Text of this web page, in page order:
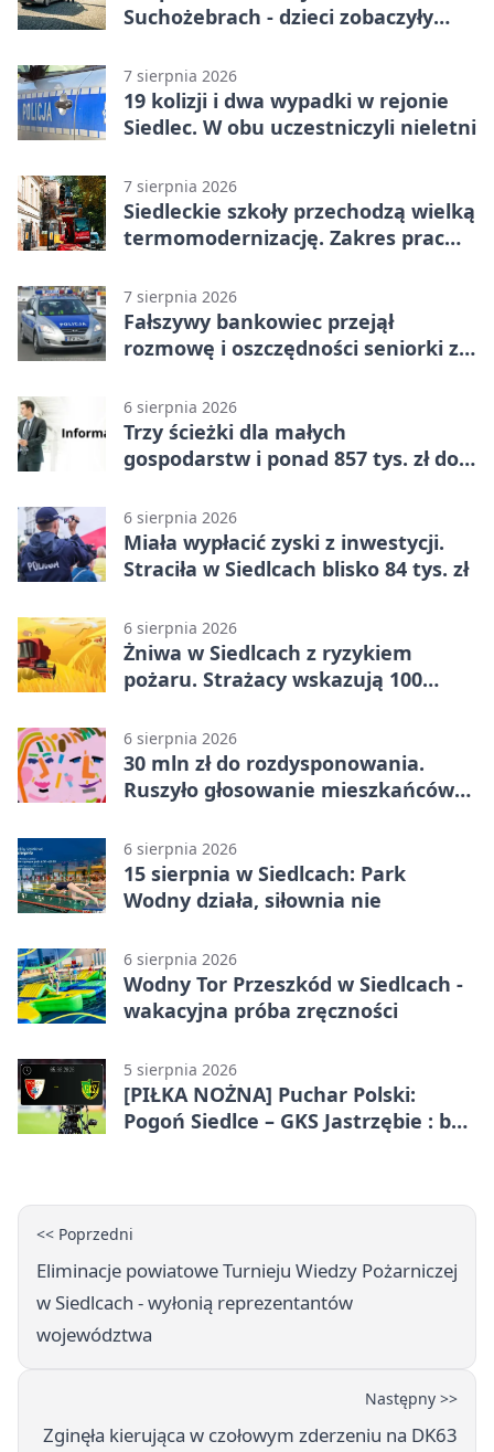
Suchożebrach - dzieci zobaczyły
7 sierpnia 2026
19 kolizji i dwa wypadki w rejonie
Siedlec. W obu uczestniczyli nieletni
7 sierpnia 2026
Siedleckie szkoły przechodzą wielką
termomodernizację. Zakres prac
7 sierpnia 2026
Fałszywy bankowiec przejął
rozmowę i oszczędności seniorki z
6 sierpnia 2026
Trzy ścieżki dla małych
gospodarstw i ponad 857 tys. zł do
6 sierpnia 2026
Miała wypłacić zyski z inwestycji.
Straciła w Siedlcach blisko 84 tys. zł
6 sierpnia 2026
Żniwa w Siedlcach z ryzykiem
pożaru. Strażacy wskazują 100
6 sierpnia 2026
30 mln zł do rozdysponowania.
Ruszyło głosowanie mieszkańców
6 sierpnia 2026
15 sierpnia w Siedlcach: Park
Wodny działa, siłownia nie
6 sierpnia 2026
Wodny Tor Przeszkód w Siedlcach -
wakacyjna próba zręczności
5 sierpnia 2026
[PIŁKA NOŻNA] Puchar Polski:
Pogoń Siedlce – GKS Jastrzębie : bez
<< Poprzedni
Eliminacje powiatowe Turnieju Wiedzy Pożarniczej
w Siedlcach - wyłonią reprezentantów
województwa
Następny >>
Zginęła kierująca w czołowym zderzeniu na DK63